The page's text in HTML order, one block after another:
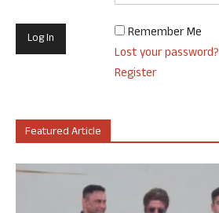
Remember Me
Lost your password?
Register
Featured Article